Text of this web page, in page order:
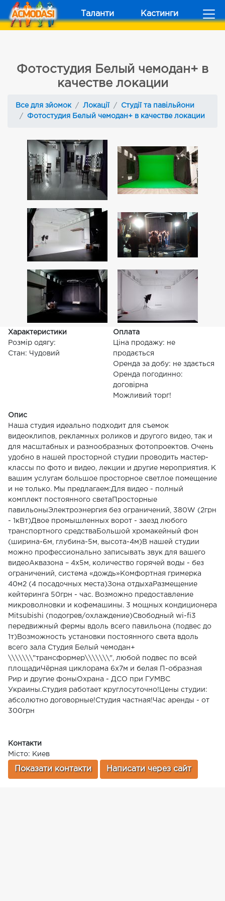
Таланти Кастинги
Фотостудия Белый чемодан+ в
качестве локации
Все для зйомок Локації
Студії та павільйони
Фотостудия Белый чемодан+ в качестве локации
Характеристики
Розмір одягу:
Стан: Чудовий
Оплата
Ціна продажу: не
продається
Оренда за добу: не здається
Оренда погодинно:
договірна
Можливий торг!
Опис
Наша студия идеально подходит для съемок
видеоклипов, рекламных роликов и другого видео, так и
для масштабных и разнообразных фотопроектов. Очень
удобно в нашей просторной студии проводить мастер-
классы по фото и видео, лекции и другие мероприятия. К
вашим услугам большое просторное светлое помещение
и не только. Мы предлагаем:Для видео - полный
комплект постоянного светаПросторные
павильоныЭлектроэнергия без ограничений, 380W (2грн
- 1кВт)Двое промышленных ворот - заезд любого
транспортного средстваБольшой хромакейный фон
(ширина-6м, глубина-5м, высота-4м)В нашей студии
можно профессионально записывать звук для вашего
видеоАквазона – 4х5м, количество горячей воды - без
ограничений, система «дождь»Комфортная гримерка
40м2 (4 посадочных места)Зона отдыхаРазмещение
кейтеринга 50грн - час. Возможно предоставление
микроволновки и кофемашины. 3 мощных кондиционера
Mitsubishi (подогрев/охлаждение)Свободный wi-fi3
передвижный фермы вдоль всего павильона (подвес до
1т)Возможность установки постоянного света вдоль
всего зала Студия Белый чемодан+
\\\\\\\"трансформер\\\\\\\", любой подвес по всей
площадиЧёрная циклорама 6х7м и белая П-образная
Рир и другие фоныОхрана - ДСО при ГУМВС
Украины.Студия работает круглосуточно!Цены студии:
абсолютно договорные!Студия частная!Час аренды - от
300грн
Контакти
Місто: Киев
Показати контакти Написати через сайт